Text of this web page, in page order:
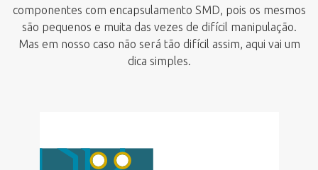
componentes com encapsulamento SMD, pois os mesmos
são pequenos e muita das vezes de difícil manipulação.
Mas em nosso caso não será tão difícil assim, aqui vai um
dica simples.